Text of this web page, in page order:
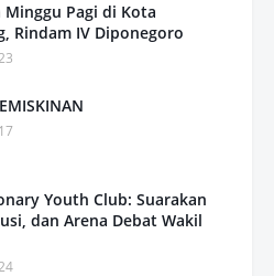
Minggu Pagi di Kota
Rindam IV Diponegoro
Youth Club: Suarakan
dan Arena Debat Wakil